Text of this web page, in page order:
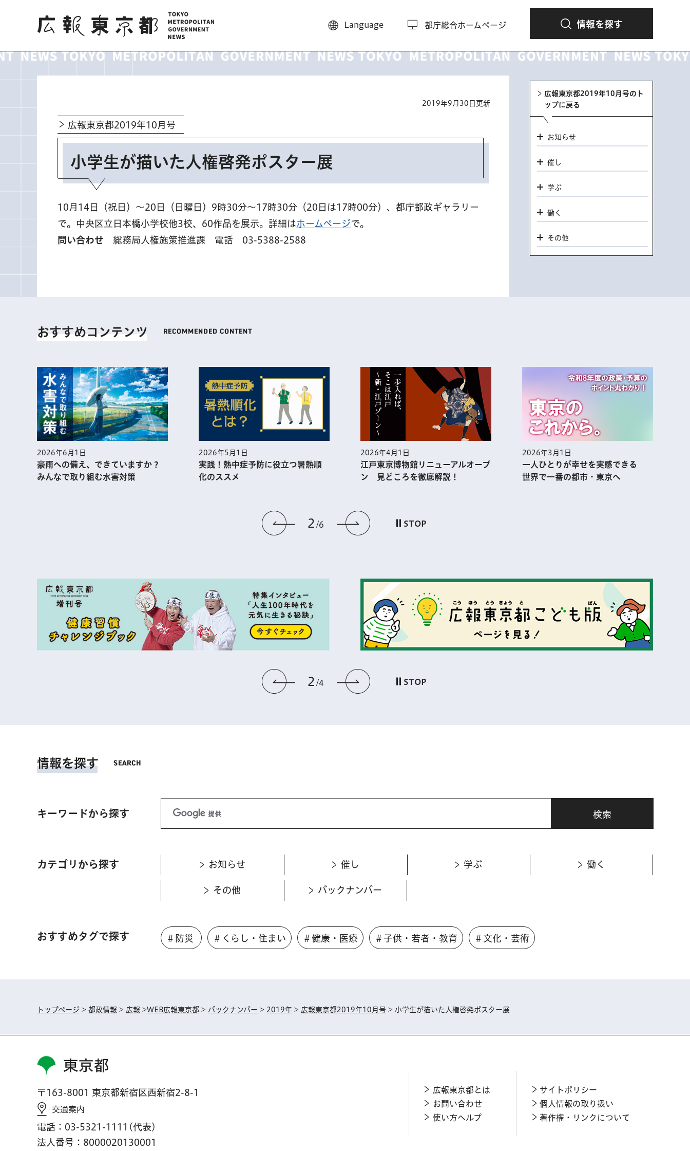
広報東京都
Language 都庁総合ホームページ 情報を探す
2019年9月30日更新
広報東京都2019年10月号
小学生が描いた人権啓発ポスター展
10月14日（祝日）～20日（日曜日）9時30分～17時30分（20日は17時00分）、都庁都政ギャラリー
で。中央区立日本橋小学校他3校、60作品を展示。詳細はホームページで。
問い合わせ 総務局人権施策推進課 電話 03-5388-2588
広報東京都2019年10月号のト
ップに戻る
お知らせ
催し
学ぶ
働く
その他
おすすめコンテンツ
前のスライドを表示
2 6 次のスライドを表示
STOP
2026年6月1日
豪雨への備え、できていますか？
みんなで取り組む水害対策
2026年5月1日
実践！熱中症予防に役⽴つ暑熱順
化のススメ
2026年4月1日
江戸東京博物館リニューアルオープ
ン 見どころを徹底解説！
2026年3月1日
一人ひとりが幸せを実感できる
世界で一番の都市・東京へ
前のスライドを表示
2 4 次のスライドを表示
STOP
情報を探す
キーワードから探す
カテゴリから探す お知らせ 催し 学ぶ 働く
その他 バックナンバー
おすすめタグで探す ＃防災 ＃くらし・住まい ＃健康・医療 ＃子供・若者・教育 ＃文化・芸術
トップページ > 都政情報 > 広報 >WEB広報東京都 > バックナンバー > 2019年 > 広報東京都2019年10月号 > 小学生が描いた人権啓発ポスター展
東京都
〒163-8001 東京都新宿区西新宿2-8-1
交通案内
電話：03-5321-1111(代表)
法人番号：8000020130001
広報東京都とは
お問い合わせ
使い方ヘルプ
サイトポリシー
個人情報の取り扱い
著作権・リンクについて